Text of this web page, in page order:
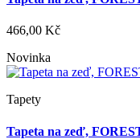
466,00 Kč
Novinka
Tapety
Tapeta na zeď,